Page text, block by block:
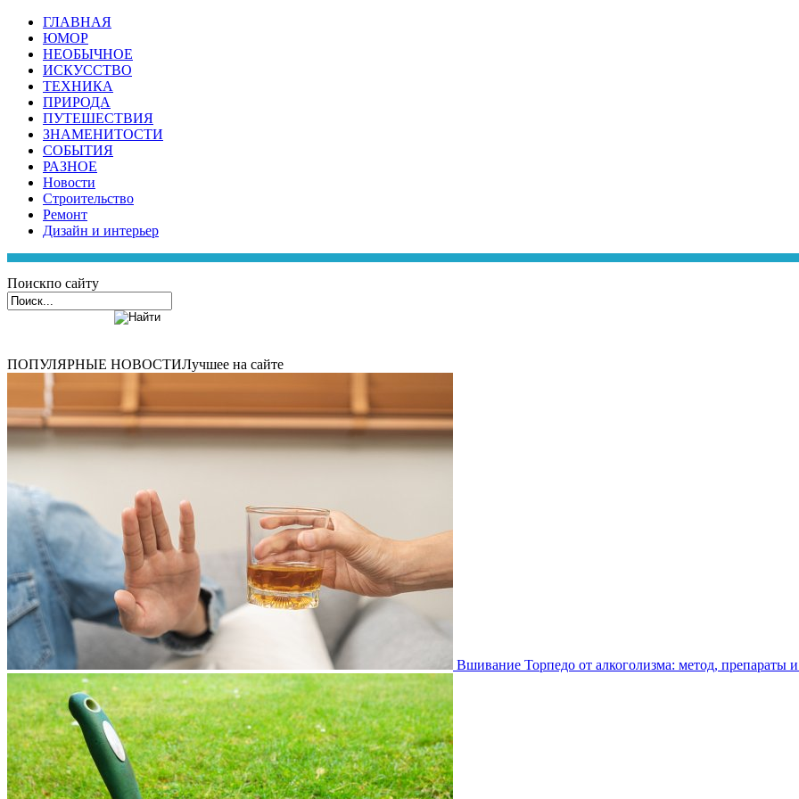
ГЛАВНАЯ
ЮМОР
НЕОБЫЧНОЕ
ИСКУССТВО
ТЕХНИКА
ПРИРОДА
ПУТЕШЕСТВИЯ
ЗНАМЕНИТОСТИ
СОБЫТИЯ
РАЗНОЕ
Новости
Строительство
Ремонт
Дизайн и интерьер
Поискпо сайту
ПОПУЛЯРНЫЕ НОВОСТИЛучшее на сайте
Вшивание Торпедо от алкоголизма: метод, препараты